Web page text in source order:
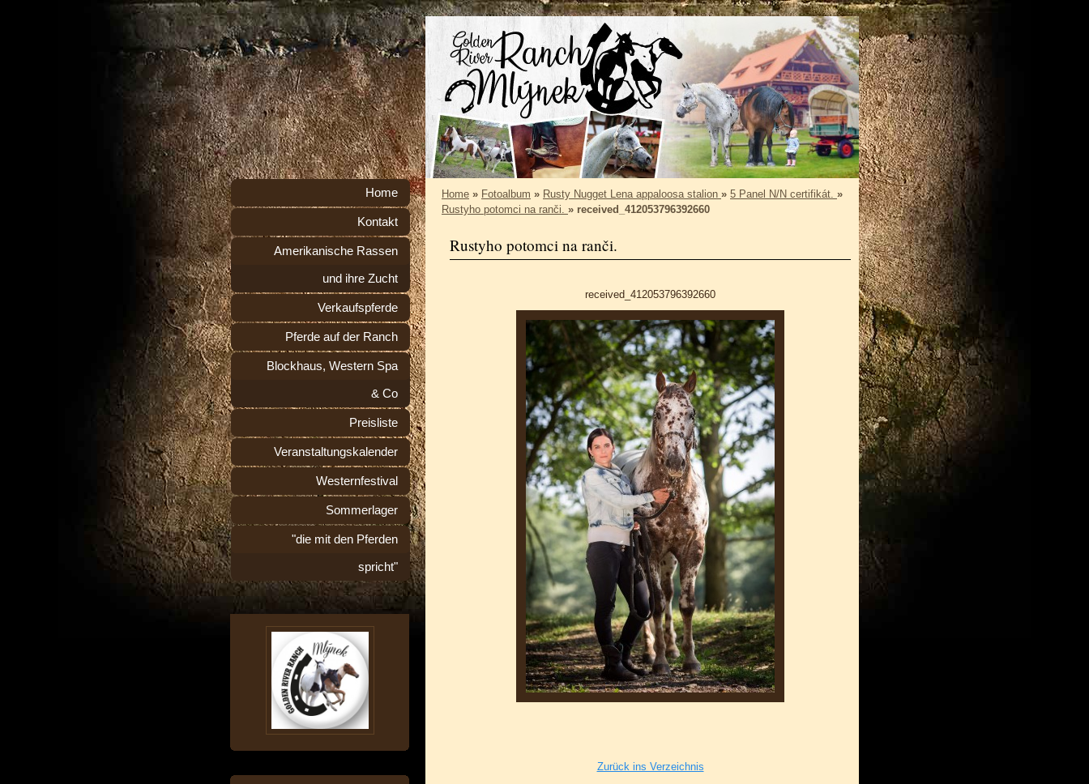
Home » Fotoalbum » Rusty Nugget Lena appaloosa stalion » 5 Panel N/N certifikát. »
Rustyho potomci na ranči. » received_412053796392660
Rustyho potomci na ranči.
received_412053796392660
Zurück ins Verzeichnis
Home
Kontakt
Amerikanische Rassen
und ihre Zucht
Verkaufspferde
Pferde auf der Ranch
Blockhaus, Western Spa
& Co
Preisliste
Veranstaltungskalender
Westernfestival
Sommerlager
"die mit den Pferden
spricht"